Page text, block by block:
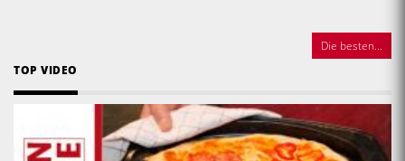
Die besten...
TOP VIDEO